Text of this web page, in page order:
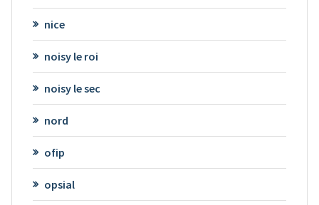
nice
noisy le roi
noisy le sec
nord
ofip
opsial